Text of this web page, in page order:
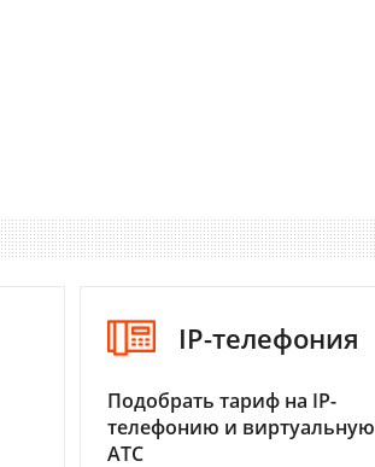
IP-телефония
Подобрать тариф на IP-
телефонию и виртуальную
АТС